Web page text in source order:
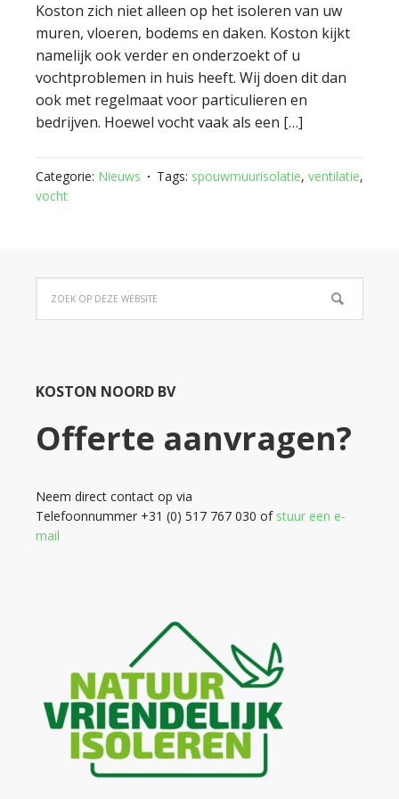
Koston zich niet alleen op het isoleren van uw
muren, vloeren, bodems en daken. Koston kijkt
namelijk ook verder en onderzoekt of u
vochtproblemen in huis heeft. Wij doen dit dan
ook met regelmaat voor particulieren en
bedrijven. Hoewel vocht vaak als een […]
Categorie: Nieuws Tags: spouwmuurisolatie, ventilatie,
vocht
KOSTON NOORD BV
Offerte aanvragen?
Neem direct contact op via
Telefoonnummer +31 (0) 517 767 030 of stuur een e-
mail